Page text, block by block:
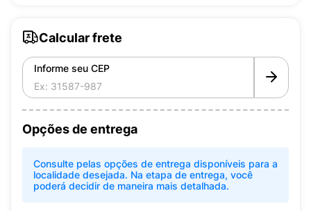
Calcular frete
Informe seu CEP
Opções de entrega
Consulte pelas opções de entrega disponíveis para a
localidade desejada. Na etapa de entrega, você
poderá decidir de maneira mais detalhada.